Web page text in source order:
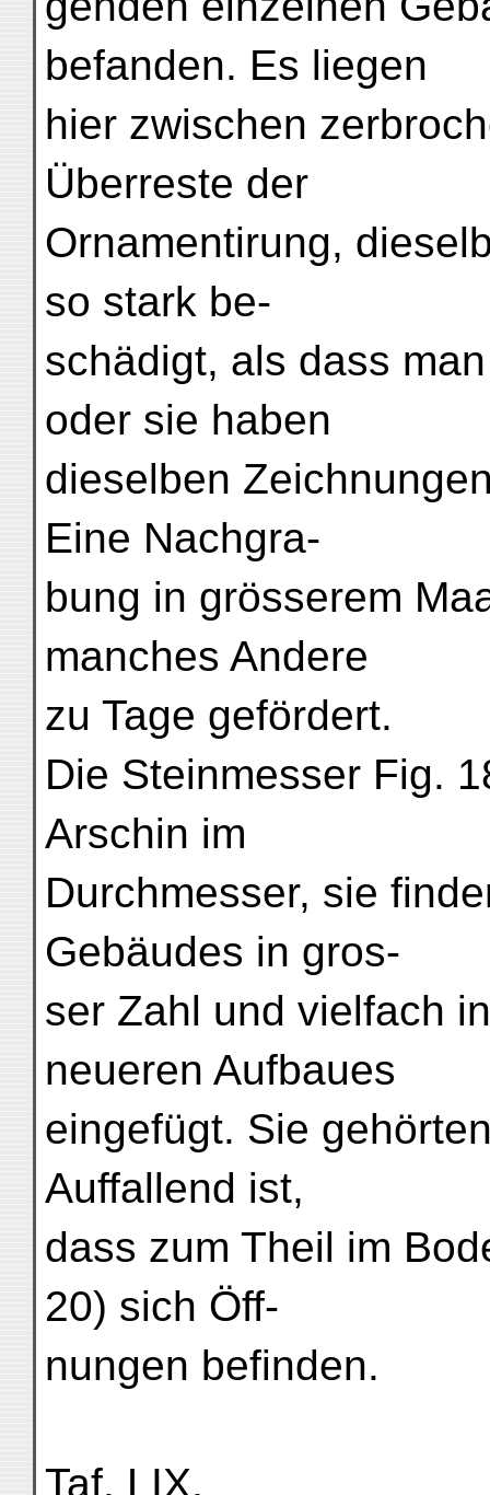
befanden. Es liegen
hier zwischen
Überreste der
Ornamentirung,
so stark be-
schädigt, als dass
oder sie haben
dieselben
Eine Nachgra-
bung in grösserem
manches Andere
zu Tage gefördert.
Die Steinmesser Fig.
Arschin im
Durchmesser, sie
Gebäudes in gros-
ser Zahl und vielfach
neueren Aufbaues
eingefügt. Sie
Auffallend ist,
dass zum Theil im
20) sich Öff-
nungen befinden.
Taf. LIX.